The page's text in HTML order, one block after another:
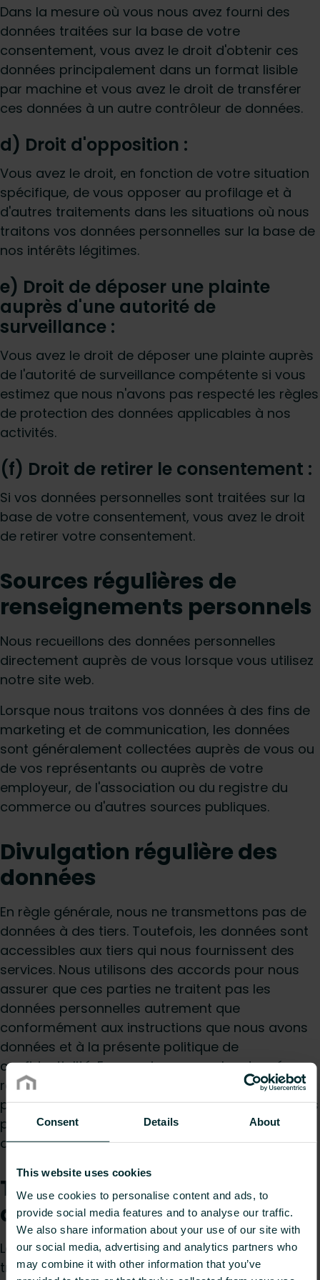
Consent Details About
This website uses cookies
We use cookies to personalise content and ads, to
provide social media features and to analyse our traffic.
We also share information about your use of our site with
our social media, advertising and analytics partners who
may combine it with other information that you’ve
Dans la mesure où vous nous avez fourni des
données traitées sur la base de votre
consentement, vous avez le droit d'obtenir ces
données principalement dans un format lisible
par machine et vous avez le droit de transférer
ces données à un autre contrôleur de données.
d) Droit d'opposition :
Vous avez le droit, en fonction de votre situation
spécifique, de vous opposer au profilage et à
d'autres traitements dans les situations où nous
traitons vos données personnelles sur la base de
nos intérêts légitimes.
e) Droit de déposer une plainte
auprès d'une autorité de
surveillance :
Vous avez le droit de déposer une plainte auprès
de l'autorité de surveillance compétente si vous
estimez que nous n'avons pas respecté les règles
de protection des données applicables à nos
activités.
(f) Droit de retirer le consentement :
Si vos données personnelles sont traitées sur la
base de votre consentement, vous avez le droit
de retirer votre consentement.
Sources régulières de
renseignements personnels
Nous recueillons des données personnelles
directement auprès de vous lorsque vous utilisez
notre site web.
Lorsque nous traitons vos données à des fins de
marketing et de communication, les données
sont généralement collectées auprès de vous ou
de vos représentants ou auprès de votre
employeur, de l'association ou du registre du
commerce ou d'autres sources publiques.
Divulgation régulière des
données
En règle générale, nous ne transmettons pas de
données à des tiers. Toutefois, les données sont
accessibles aux tiers qui nous fournissent des
services. Nous utilisons des accords pour nous
assurer que ces parties ne traitent pas les
données personnelles autrement que
conformément aux instructions que nous avons
données et à la présente politique de
confidentialité. En ce qui concerne les données
relatives à l'utilisation de notre site web, nous
pouvons de temps à autre divulguer vos données
personnelles aux prestataires de services des
outils d'analyse utilisés sur notre site web.
Transfert de données en
dehors de l'UE ou de l'EEE
Les données personnelles peuvent être
transférées en dehors de l'Union européenne ou